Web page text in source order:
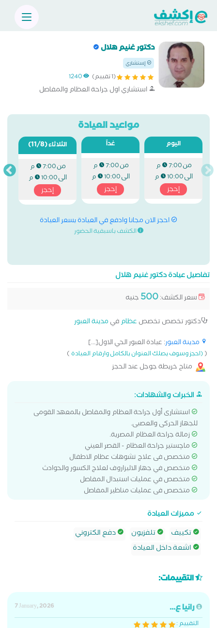
دكتور غنيم هلال
إستشاري
(1 تقييم) 1240
استشاري اول جراحة العظام والمفاصل
مواعيد العيادة
اليوم
من7:00 م
الى10:00 م
إحجز
غداً
من7:00 م
الى10:00 م
إحجز
الثلاثاء(11/8)
من7:00 م
الى10:00 م
إحجز
احجز الان مجانا وادفع في العيادة بسعر العيادة
الكشف باسبقية الحضور
تفاصيل عيادة دكتور غنيم هلال
سعر الكشف:500 جنيه
دكتور تخصص تخصص عظامفي مدينة العبور
مدينة العبور: عيادة العبور الحي الاول[...]
((احجز وسوف يصلك العنوان بالكامل وارقام العيادة)
متاح خريطة جوجل عند الحجز
الخبرات والشهادات:
استشارى أول جراحة العظام والمفاصل بالمعهد القومى
للجهاز الحركى والعصبى.
زمالة جراحة العظام المصرية.
ماچستير جراحة العظام - القصر العيني
متخصص فى علاج تشوهات عظام الاطفال
متخصص في جهاز الاليزاروف لعلاج الكسور والحوادث
متخصص في عمليات استبدال المفاصل
متخصص فى عمليات مناظير المفاصل
مميزات العيادة
تكييف
تلفزيون
دفع الكتروني
اشعة داخل العيادة
التقييمات:
رانيا ع...
7 January, 2026
التقييم :